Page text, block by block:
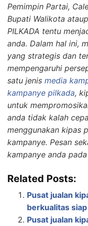
Pemimpin Partai,
Bupati Walikota
PILKADA tentu
anda. Dalam hal ini,
yang strategis dan
mempengaruhi
satu jenis media
kampanye pilkada,
untuk
anda tidak kalah
menggunakan kipas
kampanye. Pesan
kampanye anda
Related Posts:
Pusat jualan
berkualitas
Pusat jualan